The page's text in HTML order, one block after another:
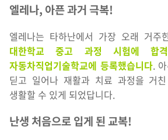
엘레나, 아픈 과거 극복!
엘레나는 타하난에서 가장 오래 거
대한학교 중고 과정 시험에 합
자동차직업기술학교에 등록했습니다.
딛고 일어나 재활과 치료 과정을 거
생활할 수 있게 되었답니다.
난생 처음으로 입게 된 교복!